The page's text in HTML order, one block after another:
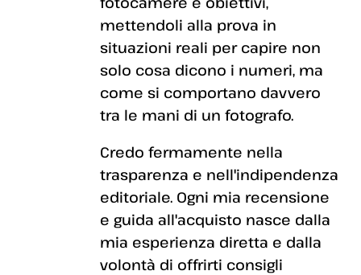
mettendoli alla prova in
situazioni reali per capire non
solo cosa dicono i numeri, ma
come si comportano davvero
tra le mani di un fotografo.
Credo fermamente nella
trasparenza e nell'indipendenza
editoriale. Ogni mia recensione
e guida all'acquisto nasce dalla
mia esperienza diretta e dalla
volontà di offrirti consigli